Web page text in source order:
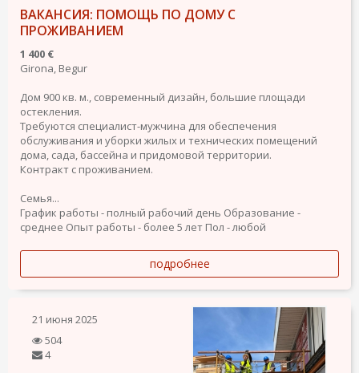
ВАКАНСИЯ: ПОМОЩЬ ПО ДОМУ С
ПРОЖИВАНИЕМ
1 400 €
Girona, Begur
Дом 900 кв. м., современный дизайн, большие площади
остекления.
Требуются специалист-мужчина для обеспечения
обслуживания и уборки жилых и технических помещений
дома, сада, бассейна и придомовой территории.
Контракт с проживанием.
Семья...
График работы - полный рабочий день Образование -
среднее Опыт работы - более 5 лет Пол - любой
подробнее
21 июня 2025
504
4